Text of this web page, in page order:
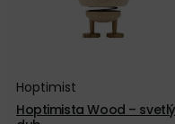
Hoptimist
Hoptimista Wood – svetlý